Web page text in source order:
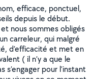
efficace, ponctuel,
depuis le début.
nous sommes obligés
carreleur, qui malgré
d’efficacité et met en
( il n’y a que le
s’engager pour l’instant